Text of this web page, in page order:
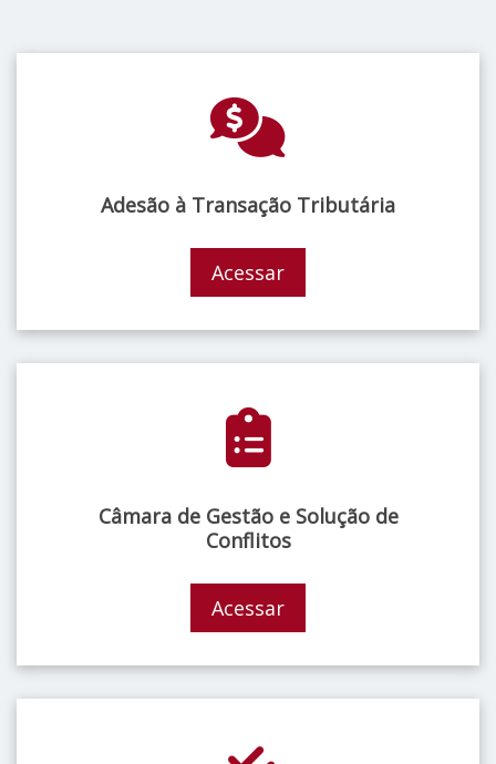
Adesão à Transação Tributária
Acessar
Câmara de Gestão e Solução de
Conflitos
Acessar